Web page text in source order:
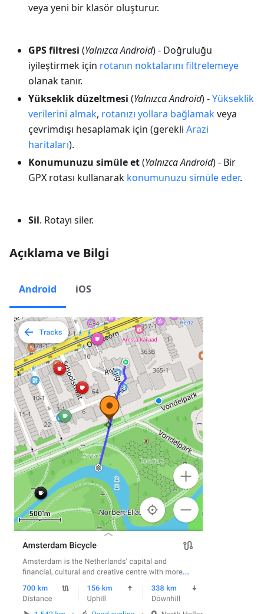
veya yeni bir klasör oluşturur.
GPS filtresi (Yalnızca Android) - Doğruluğu
iyileştirmek için rotanın noktalarını filtrelemeye
olanak tanır.
Yükseklik düzeltmesi (Yalnızca Android) -Yükseklik
verilerini almak, rotanızı yollara bağlamakveya
çevrimdışı hesaplamak için (gerekli Arazi
haritaları).
Konumunuzu simüle et(Yalnızca Android) - Bir
GPX rotası kullanarak konumunuzu simüle eder.
Sil. Rotayı siler.
Açıklama ve Bilgi
Android iOS